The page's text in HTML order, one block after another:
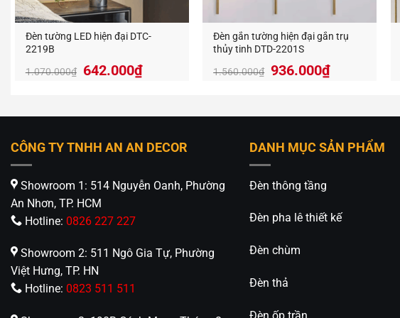
Đèn tường LED hiện đại DTC-
2219B
1.070.000₫
Giá
1.070.000₫.
642.000₫Giá
hiện
là:
Đèn gắn tường hiện đại gắn trụ
thủy tinh DTD-2201S
1.560.000₫ 936.000₫
CÔNG TY TNHH AN AN DECOR
Showroom 1: 514 Nguyễn Oanh, Phường
An Nhơn, TP. HCM
Hotline: 0826 227 227
Showroom 2: 511 Ngô Gia Tự, Phường
Việt Hưng, TP. HN
Hotline: 0823 511 511
DANH MỤC SẢN PHẨM
Đèn thông tầng
Đèn pha lê thiết kế
Đèn chùm
Đèn thả